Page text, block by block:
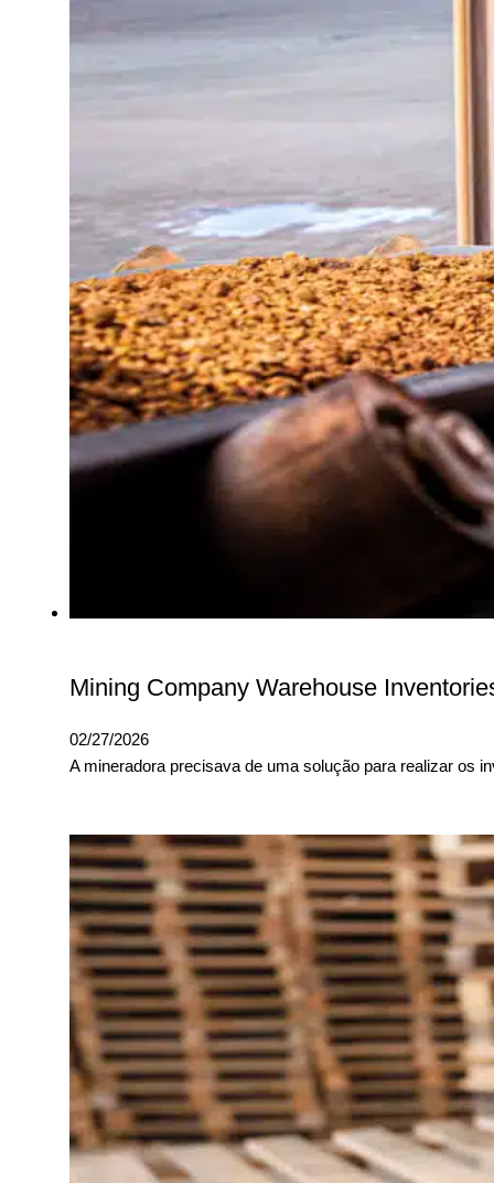
Mining Company Warehouse
02/27/2026
A mineradora precisava de uma solução para realizar os